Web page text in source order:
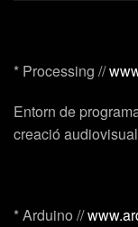
* Processing //
Entorn de
creació
*Arduino //